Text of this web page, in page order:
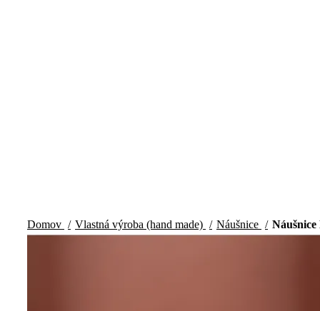
Domov Vlastná výroba (hand made) Náušnice